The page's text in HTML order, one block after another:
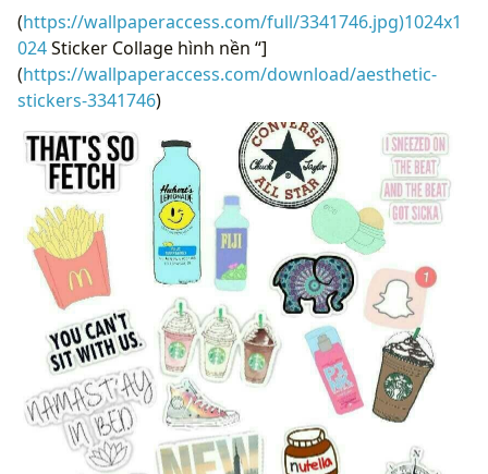
(https://wallpaperaccess.com/full/3341746.jpg)1024x1
024Sticker Collage hình nền “]
(https://wallpaperaccess.com/download/aesthetic-
stickers-3341746)